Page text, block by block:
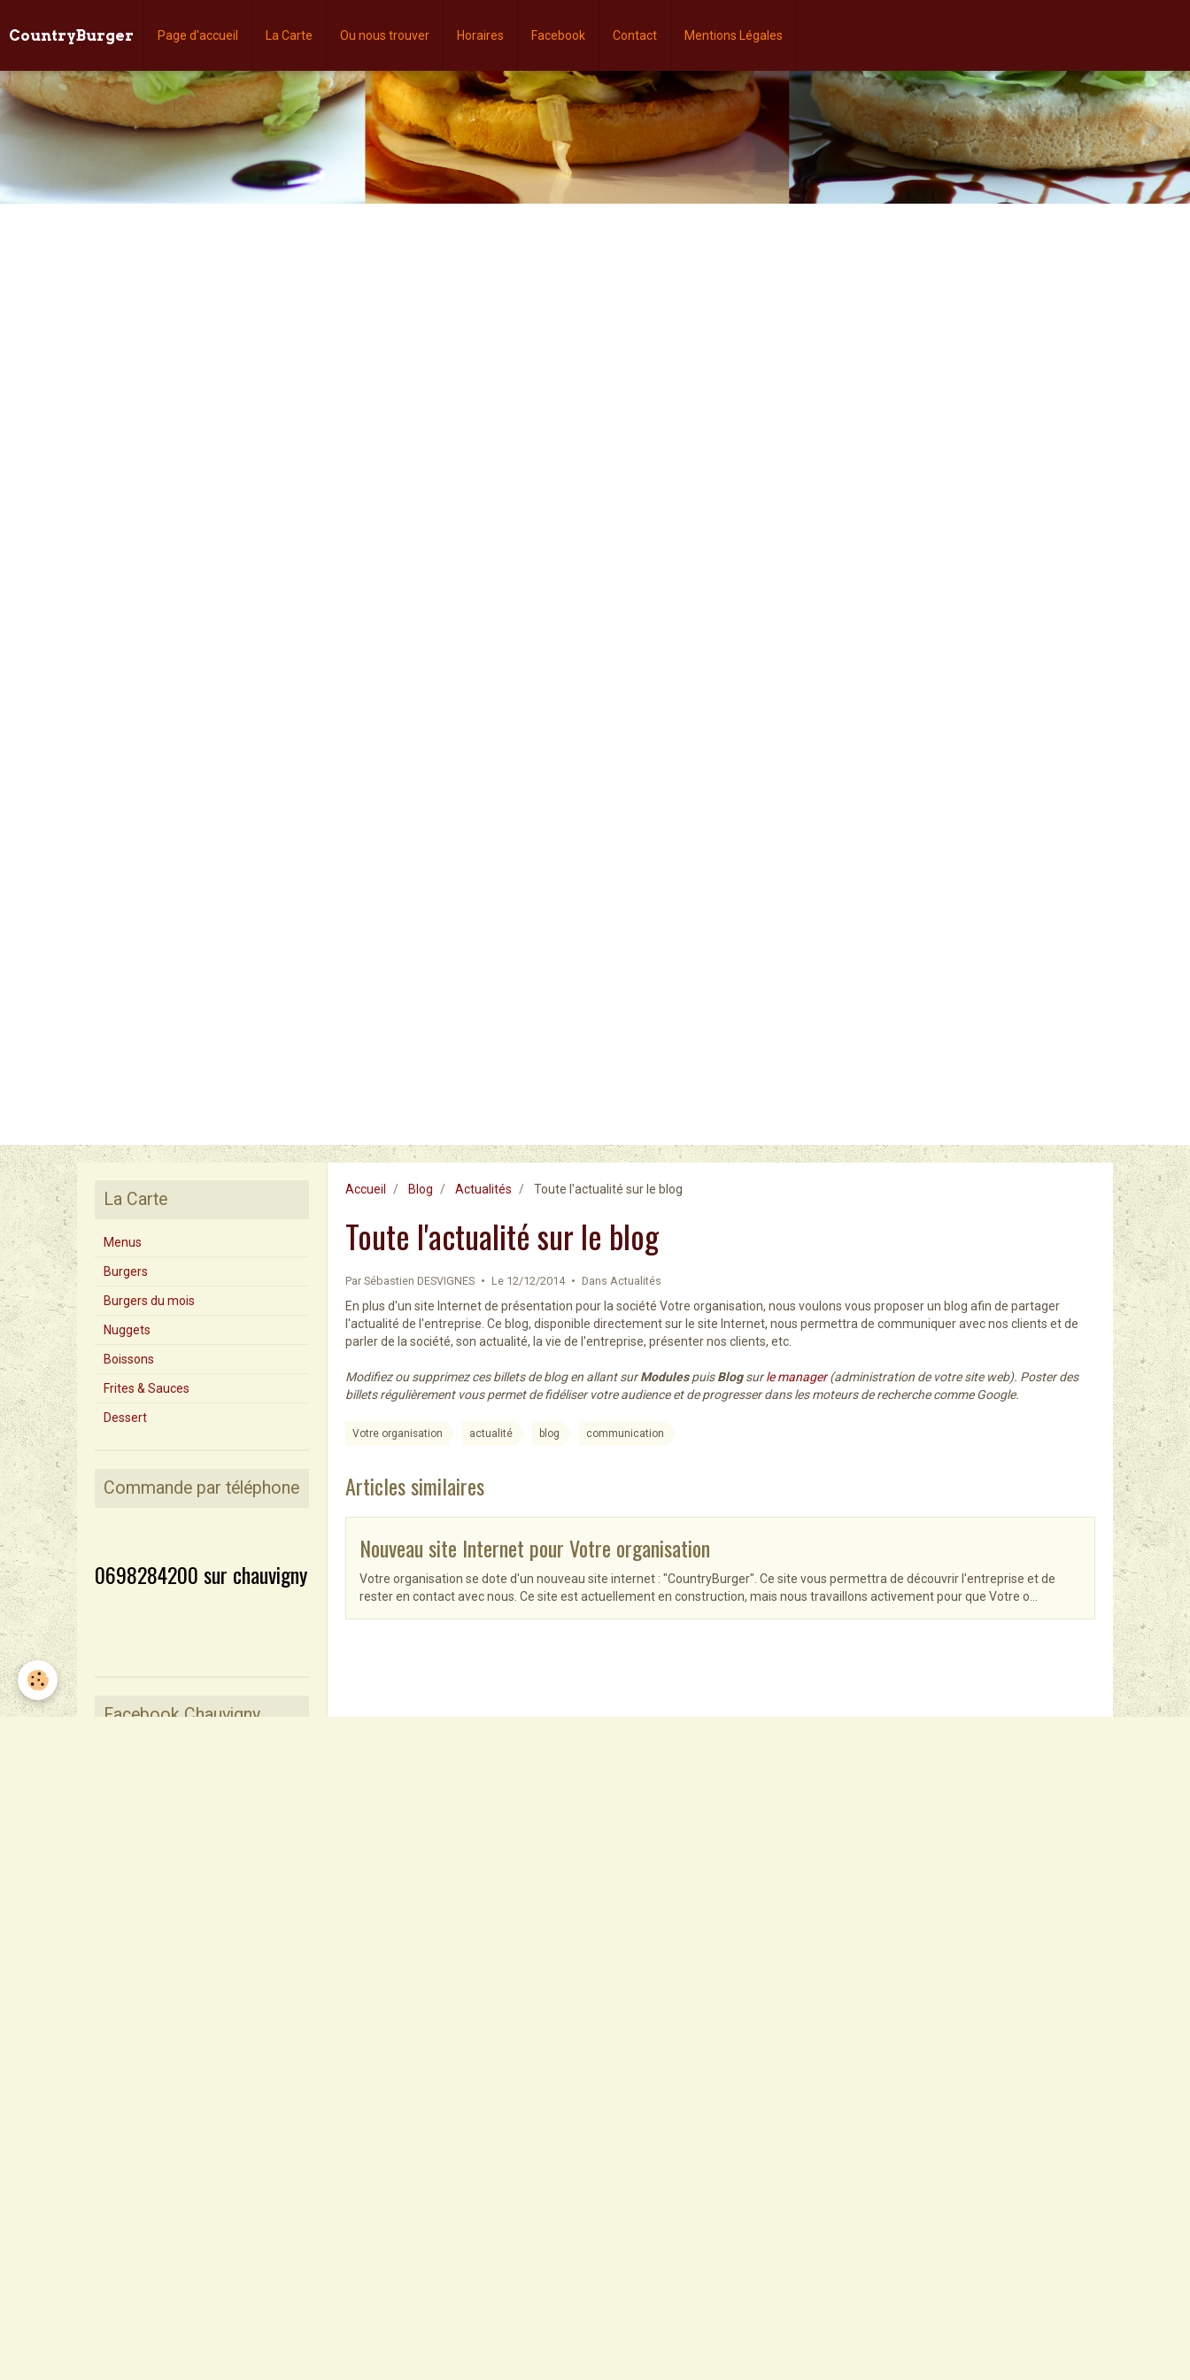
CountryBurger Page d'accueil La Carte Ou nous trouver Horaires Facebook Contact Mentions Légales
Accueil Blog Actualités Toute l'actualité sur le blog
Toute l'actualité sur le blog
Par Sébastien DESVIGNES Le 12/12/2014 Dans Actualités
En plus d'un site Internet de présentation pour la société Votre organisation, nous voulons vous proposer un blog afin de partager
l'actualité de l'entreprise. Ce blog, disponible directement sur le site Internet, nous permettra de communiquer avec nos clients et de
parler de la société, son actualité, la vie de l'entreprise, présenter nos clients, etc.
Modifiez ou supprimez ces billets de blog en allant surModulespuisBlogsurle manager(administration de votre site web). Poster des
billets régulièrement vous permet de fidéliser votre audience et de progresser dans les moteurs de recherche comme Google.
Votre organisation actualité blog communication
Articles similaires
Nouveau site Internet pour Votre organisation
Votre organisation se dote d'un nouveau site internet : "CountryBurger". Ce site vous permettra de découvrir l'entreprise et de
rester en contact avec nous. Ce site est actuellement en construction, mais nous travaillons activement pour que Votre o…
La Carte
Menus
Burgers
Burgers du mois
Nuggets
Boissons
Frites & Sauces
Dessert
Commande par téléphone
0698284200 sur chauvigny
Facebook Chauvigny